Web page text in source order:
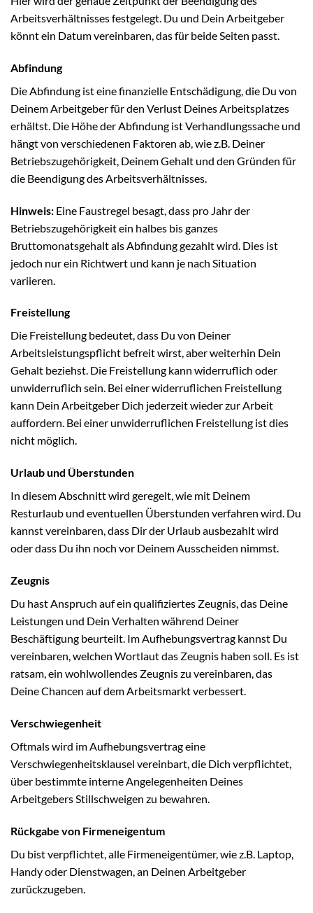
Arbeitsverhältnisses festgelegt. Du und Dein Arbeitgeber
könnt ein Datum vereinbaren, das für beide Seiten passt.
Abfindung
Die Abfindung ist eine finanzielle Entschädigung, die Du von
Deinem Arbeitgeber für den Verlust Deines Arbeitsplatzes
erhältst. Die Höhe der Abfindung ist Verhandlungssache und
hängt von verschiedenen Faktoren ab, wie z.B. Deiner
Betriebszugehörigkeit, Deinem Gehalt und den Gründen für
die Beendigung des Arbeitsverhältnisses.
Hinweis: Eine Faustregel besagt, dass pro Jahr der
Betriebszugehörigkeit ein halbes bis ganzes
Bruttomonatsgehalt als Abfindung gezahlt wird. Dies ist
jedoch nur ein Richtwert und kann je nach Situation
variieren.
Freistellung
Die Freistellung bedeutet, dass Du von Deiner
Arbeitsleistungspflicht befreit wirst, aber weiterhin Dein
Gehalt beziehst. Die Freistellung kann widerruflich oder
unwiderruflich sein. Bei einer widerruflichen Freistellung
kann Dein Arbeitgeber Dich jederzeit wieder zur Arbeit
auffordern. Bei einer unwiderruflichen Freistellung ist dies
nicht möglich.
Urlaub und Überstunden
In diesem Abschnitt wird geregelt, wie mit Deinem
Resturlaub und eventuellen Überstunden verfahren wird. Du
kannst vereinbaren, dass Dir der Urlaub ausbezahlt wird
oder dass Du ihn noch vor Deinem Ausscheiden nimmst.
Zeugnis
Du hast Anspruch auf ein qualifiziertes Zeugnis, das Deine
Leistungen und Dein Verhalten während Deiner
Beschäftigung beurteilt. Im Aufhebungsvertrag kannst Du
vereinbaren, welchen Wortlaut das Zeugnis haben soll. Es ist
ratsam, ein wohlwollendes Zeugnis zu vereinbaren, das
Deine Chancen auf dem Arbeitsmarkt verbessert.
Verschwiegenheit
Oftmals wird im Aufhebungsvertrag eine
Verschwiegenheitsklausel vereinbart, die Dich verpflichtet,
über bestimmte interne Angelegenheiten Deines
Arbeitgebers Stillschweigen zu bewahren.
Rückgabe von Firmeneigentum
Du bist verpflichtet, alle Firmeneigentümer, wie z.B. Laptop,
Handy oder Dienstwagen, an Deinen Arbeitgeber
zurückzugeben.